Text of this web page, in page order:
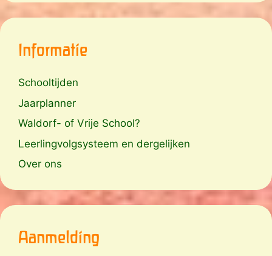
Informatie
Schooltijden
Jaarplanner
Waldorf- of Vrije School?
Leerlingvolgsysteem en dergelijken
Over ons
Aanmelding